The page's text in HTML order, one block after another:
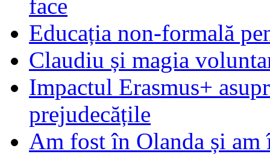
face
Educația non-formală
Claudiu și magia
Impactul Erasmus+
prejudecățile
Am fost în Olanda și am